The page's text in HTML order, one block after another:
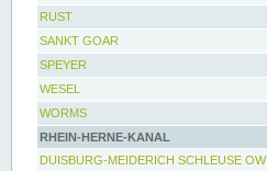
RUST
SANKT GOAR
SPEYER
WESEL
WORMS
RHEIN-HERNE-KANAL
DUISBURG-MEIDERICH SCHLEUSE OW